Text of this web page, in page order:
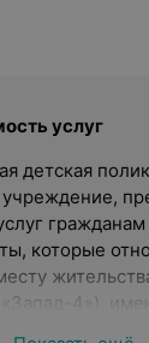
услуг
детская
учреждение,
которые
4»),